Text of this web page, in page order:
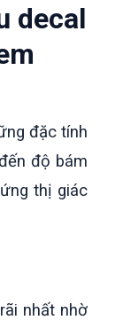
decal
đặc tính
độ bám
thị giác
nhất nhờ